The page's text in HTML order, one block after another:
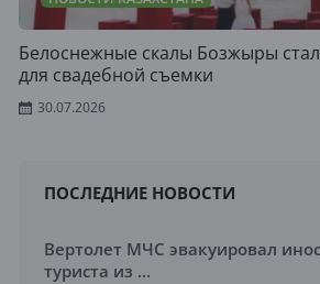
Белоснежные скалы Бозжыры
для свадебной съемки
30.07.2026
ПОСЛЕДНИЕ НОВОСТИ
Вертолет МЧС эвакуировал
туриста из ...